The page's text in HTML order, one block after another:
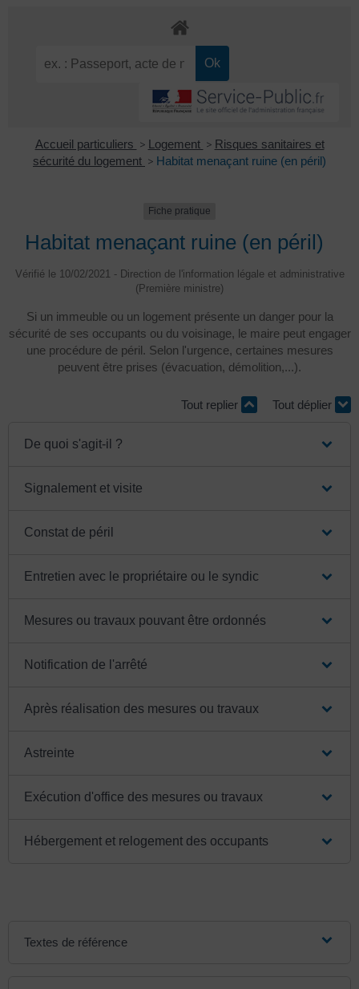
Accueil particuliers > Logement > Risques sanitaires et
sécurité du logement > Habitat menaçant ruine (en péril)
Fiche pratique
Habitat menaçant ruine (en péril)
Vérifié le 10/02/2021 - Direction de l'information légale et administrative
(Première ministre)
Si un immeuble ou un logement présente un danger pour la
sécurité de ses occupants ou du voisinage, le maire peut engager
une procédure de péril. Selon l'urgence, certaines mesures
peuvent être prises (évacuation, démolition,...).
Tout replier Tout déplier
De quoi s'agit-il ?
Signalement et visite
Constat de péril
Entretien avec le propriétaire ou le syndic
Mesures ou travaux pouvant être ordonnés
Notification de l'arrêté
Après réalisation des mesures ou travaux
Astreinte
Exécution d'office des mesures ou travaux
Hébergement et relogement des occupants
Textes de référence